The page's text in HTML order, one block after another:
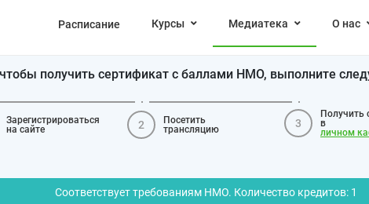
Расписание Курсы Медиатека О нас
получить сертификат с баллами НМО, выполните
Зарегистрироваться
на сайте
2
Посетить
трансляцию
3
Получить
в
личном
Соответствует требованиям НМО. Количество кредитов: 1